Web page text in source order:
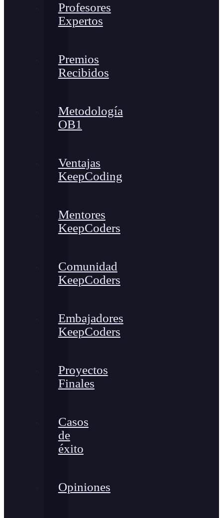
Profesores
Expertos
Premios
Recibidos
Metodología
OB1
Ventajas
KeepCoding
Mentores
KeepCoders
Comunidad
KeepCoders
Embajadores
KeepCoders
Proyectos
Finales
Casos
de
éxito
Opiniones